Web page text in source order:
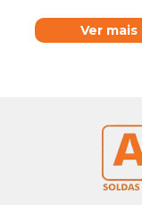
Ver mais